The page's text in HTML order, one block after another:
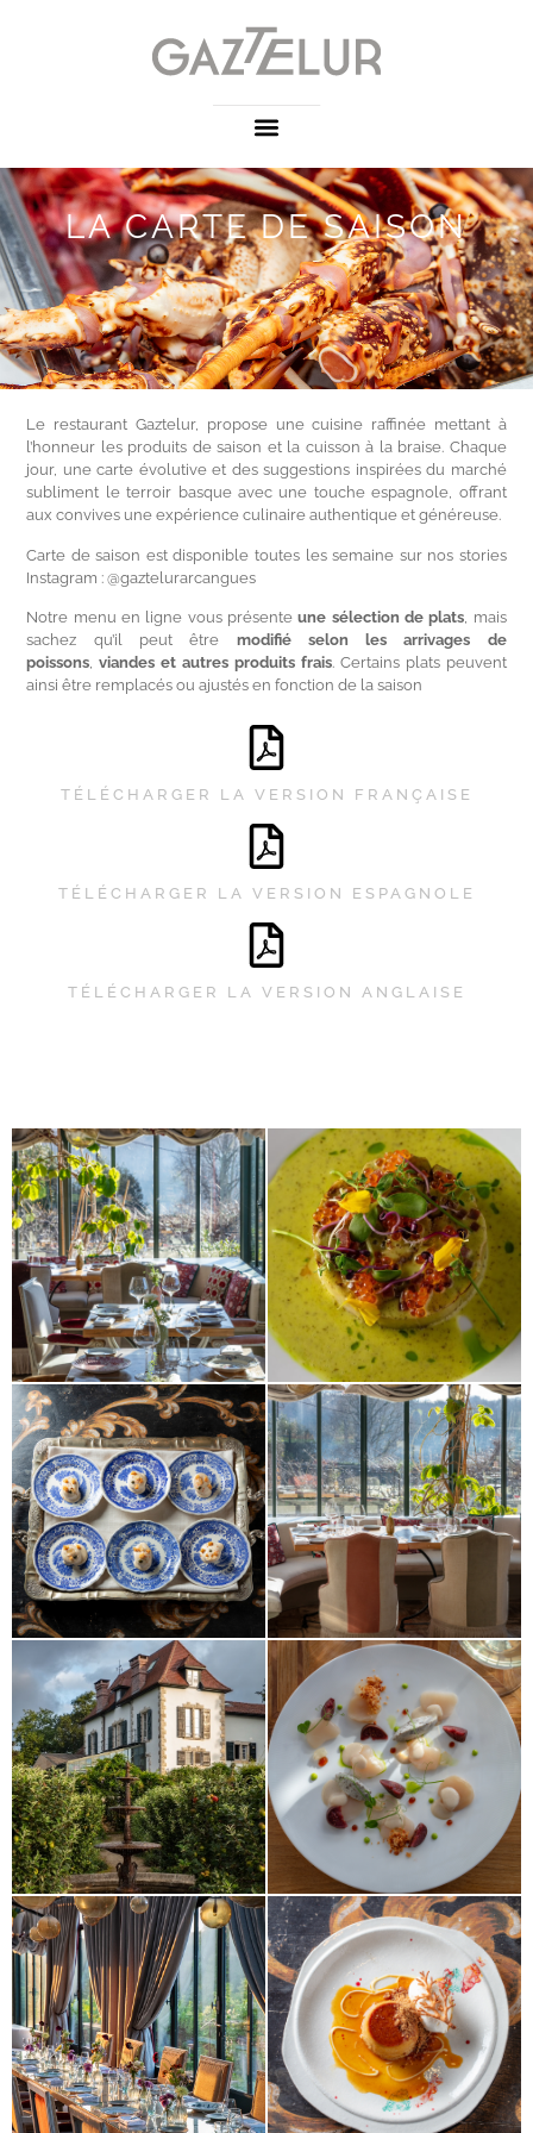
LA CARTE DE SAISON
Le restaurant Gaztelur, propose une cuisine raffinée mettant à
l’honneur les produits de saison et la cuisson à la braise. Chaque
jour, une carte évolutive et des suggestions inspirées du marché
subliment le terroir basque avec une touche espagnole, offrant
aux convives une expérience culinaire authentique et généreuse.
Carte de saison est disponible toutes les semaine sur nos stories
Instagram : @gaztelurarcangues
Notre menu en ligne vous présenteune sélection de plats , mais
sachez qu’il peut être modifié selon les arrivages de
poissons ,viandes et autres produits frais. Certains plats peuvent
ainsi être remplacés ou ajustés en fonction de la saison
TÉLÉCHARGER LA VERSION FRANÇAISE
TÉLÉCHARGER LA VERSION ESPAGNOLE
TÉLÉCHARGER LA VERSION ANGLAISE